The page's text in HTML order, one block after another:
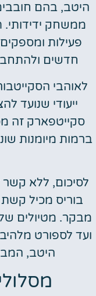
היטב, בהם
ממשחק
פעילות
חדשים
לאוהבי
ייעודי שנועד
סקייטפארק זה
ברמות מיומנות
לסיכום, ללא קשר
בוריס מכיל
מבקר. מטיולים
ועד לספורט
היטב,